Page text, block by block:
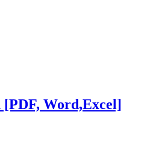
Word,Excel]